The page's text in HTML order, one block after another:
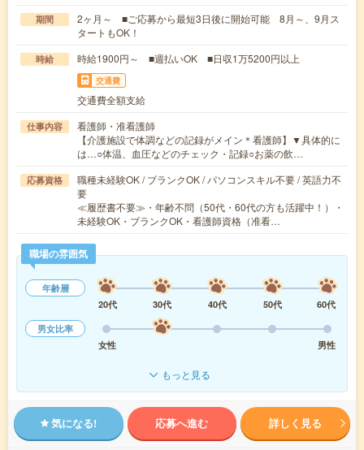
期間
2ヶ月～ ■ご応募から最短3日後に開始可能 8月～、9月ス
タートもOK！
時給 時給1900円～ ■週払いOK ■日収1万5200円以上
交通費
交通費全額支給
仕事内容
看護師・准看護師
【介護施設で体調などの記録がメイン＊看護師】▼具体的に
は…○体温、血圧などのチェック・記録○お薬の飲…
応募資格
職種未経験OK / ブランクOK / パソコンスキル不要 / 英語力不
要
≪履歴書不要≫・年齢不問（50代・60代の方も活躍中！）・
未経験OK・ブランクOK・看護師資格（准看…
職場の雰囲気
年齢層
20代
30代 40代 50代
60代
男女比率
女性
男性
もっと見る
気になる! 応募へ進む 詳しく見る